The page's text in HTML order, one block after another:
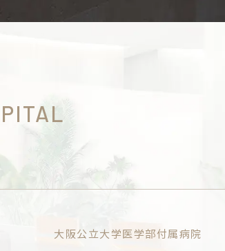
大阪公立大学医学部付属病院